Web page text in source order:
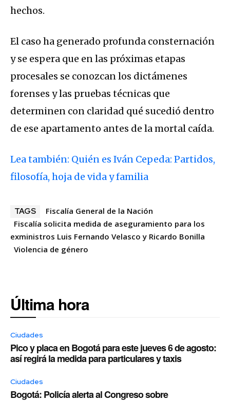
hechos.
El caso ha generado profunda consternación
y se espera que en las próximas etapas
procesales se conozcan los dictámenes
forenses y las pruebas técnicas que
determinen con claridad qué sucedió dentro
de ese apartamento antes de la mortal caída.
Lea también: Quién es Iván Cepeda: Partidos,
filosofía, hoja de vida y familia
TAGS
Fiscalía General de la Nación
Fiscalía solicita medida de aseguramiento para los
exministros Luis Fernando Velasco y Ricardo Bonilla
Violencia de género
Última hora
Ciudades
Pico y placa en Bogotá para este jueves 6 de agosto:
así regirá la medida para particulares y taxis
Ciudades
Bogotá: Policía alerta al Congreso sobre